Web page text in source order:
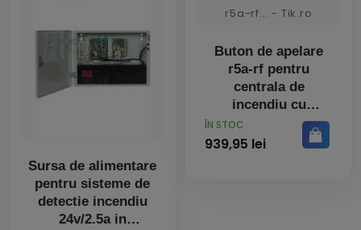
Sursa de alimentare
pentru sisteme de
detectie incendiu
24v/2.5a in
Buton de apelare
r5a-rf pentru
centrala de
incendiu cu
transmisie
PRET
ÎN STOC
939,95 lei